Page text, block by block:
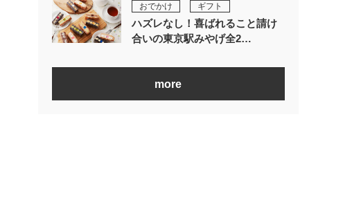
おでかけ ギフト
ハズレなし！喜ばれること請け
合いの東京駅みやげ全2…
more